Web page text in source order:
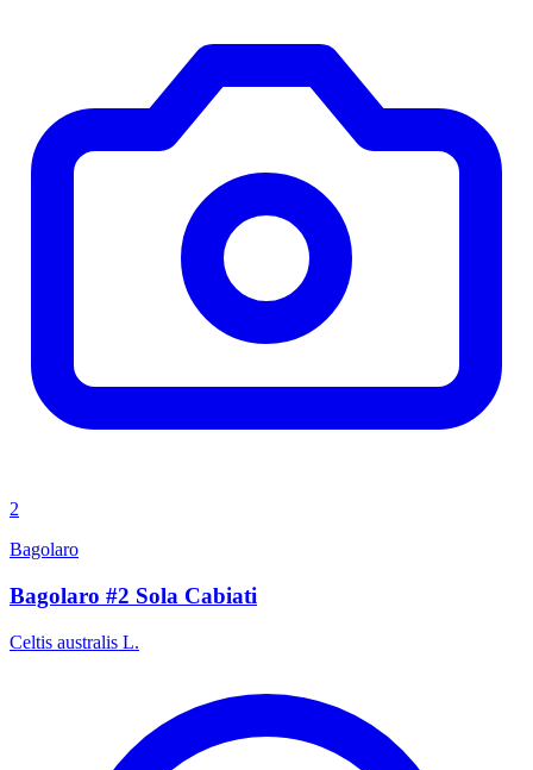
2
Bagolaro
Bagolaro #2 Sola Cabiati
Celtis australis L.